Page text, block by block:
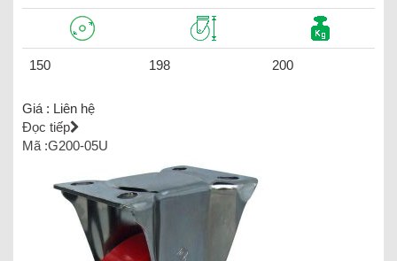
150 198 200
Giá : Liên hệ
Đọc tiếp
Mã :G200-05U